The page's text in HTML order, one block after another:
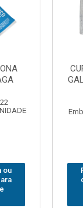
COM
EXATRON
379788
login ou
se para
e